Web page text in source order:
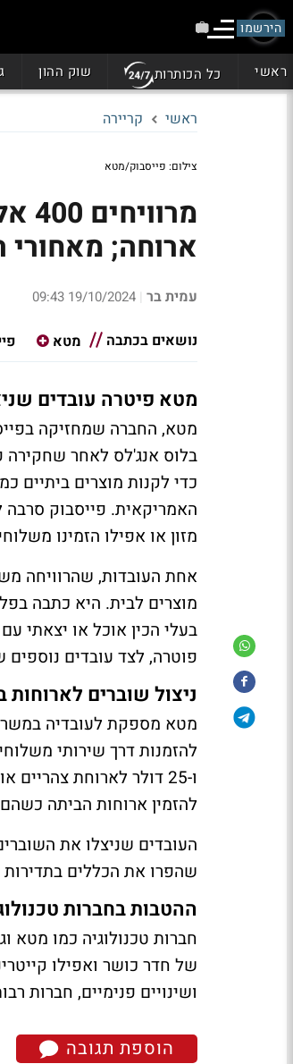
הירשמו
ראשי כל הכותרות שוק ההון
ראשי קריירה
צילום: פייסבוק/מטא
ארוחה; מאחורי
עמית בר |
19/10/2024 09:43
נושאים בכתבה
מטא
מטא פיטרה עובדים
כדי לקנות מוצרים ביתיים
האמריקאית. פייסבוק סרבה
מזון או אפילו הזמינו
בעלי הכין אוכל או יצאתי
פוטרה, לצד עובדים
ניצול שוברים לארוחות
מטא מספקת לעובדיה
ו-25 דולר לארוחת
להזמין ארוחות הביתה
העובדים שניצלו את
שהפרו את הכללים בתדירות
ההטבות בחברות
חברות טכנולוגיה כמו מטא
של חדר כושר ואפילו
ושינויים פנימיים, חברות
הוספת תגובה